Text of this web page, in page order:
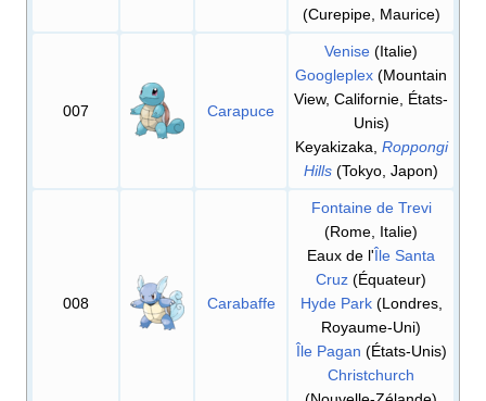
(Curepipe, Maurice)
007 Carapuce
Venise (Italie)
Googleplex (Mountain
View, Californie, États-
Unis)
Keyakizaka, Roppongi
Hills (Tokyo, Japon)
008 Carabaffe
Fontaine de Trevi
(Rome, Italie)
Eaux de l'Île Santa
Cruz (Équateur)
Hyde Park(Londres,
Royaume-Uni)
Île Pagan (États-Unis)
Christchurch